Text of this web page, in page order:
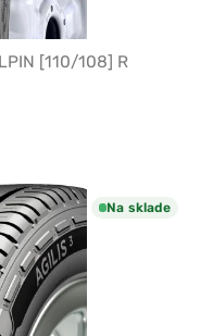
[110/108] R
Na sklade